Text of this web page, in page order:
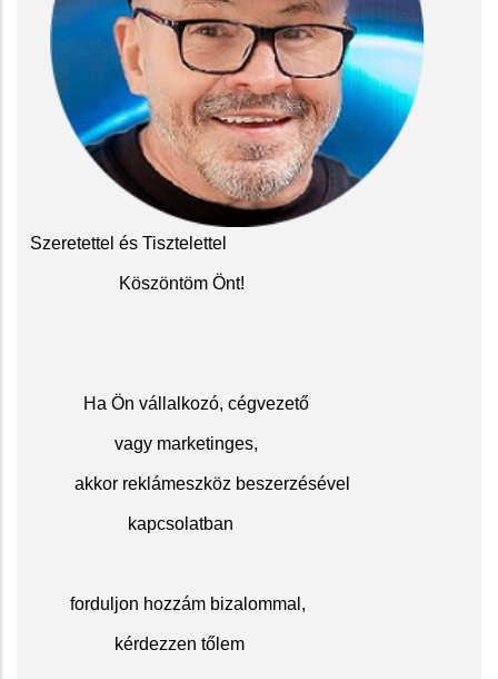
Szeretettel és Tisztelettel
Köszöntöm Önt!
Ha Ön vállalkozó, cégvezető
vagy marketinges,
akkor reklámeszköz beszerzésével
kapcsolatban
forduljon hozzám bizalommal,
kérdezzen tőlem